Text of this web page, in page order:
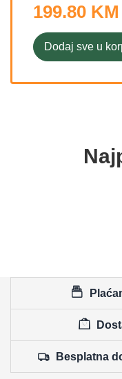
199.80 KM
Dodaj sve u
Besplatna